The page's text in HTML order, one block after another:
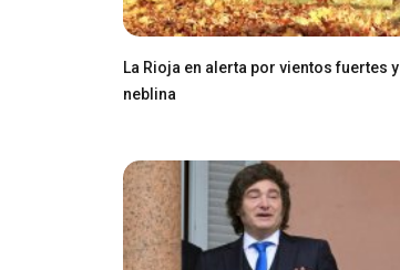
La Rioja en alerta por vientos fuertes y
neblina